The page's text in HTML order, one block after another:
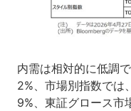
内需は相対的に低調
2%、市場別指数では
9%、東証グロース市